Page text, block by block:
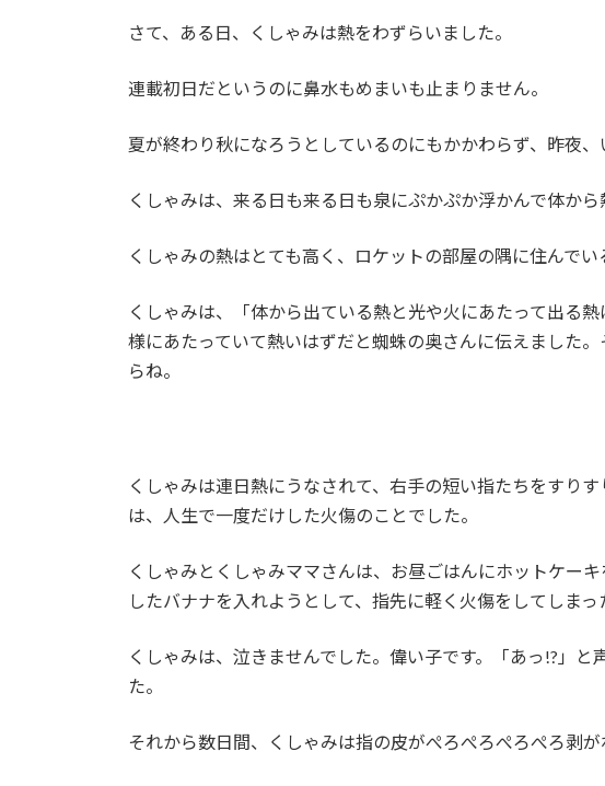
さて、ある日、くしゃみは熱をわずらいました。
連載初日だというのに鼻水もめまいも止まりません。
夏が終わり秋になろうとしているのにもかかわらず、昨夜
くしゃみは、来る日も来る日も泉にぷかぷか浮かんで体から
くしゃみの熱はとても高く、ロケットの部屋の隅に住んで
くしゃみは、「体から出ている熱と光や火にあたって出る
様にあたっていて熱いはずだと蜘蛛の奥さんに伝えました
らね。
くしゃみは連日熱にうなされて、右手の短い指たちをすり
は、人生で一度だけした火傷のことでした。
くしゃみとくしゃみママさんは、お昼ごはんにホットケー
したバナナを入れようとして、指先に軽く火傷をしてしまっ
くしゃみは、泣きませんでした。偉い子です。「あっ!?」
た。
それから数日間、くしゃみは指の皮がぺろぺろぺろぺろ剥